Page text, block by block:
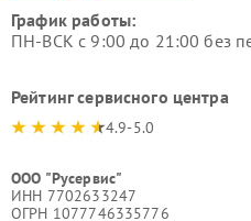
График работы:
ПН-ВСК с 9:00 до 21:00 без
Рейтинг сервисного центра
4.9-5.0
ООО "Русервис"
ИНН 7702633247
ОГРН 1077746335776